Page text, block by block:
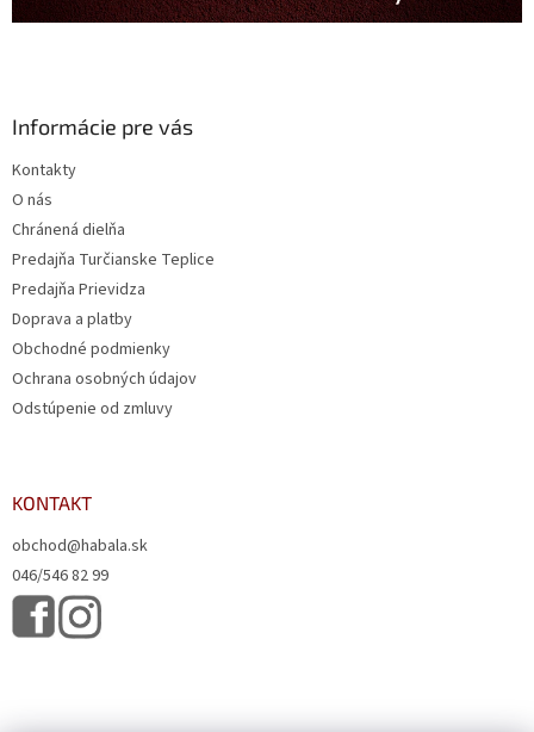
Informácie pre vás
Kontakty
O nás
Chránená dielňa
Predajňa Turčianske Teplice
Predajňa Prievidza
Doprava a platby
Obchodné podmienky
Ochrana osobných údajov
Odstúpenie od zmluvy
KONTAKT
obchod@habala.sk
046/546 82 99